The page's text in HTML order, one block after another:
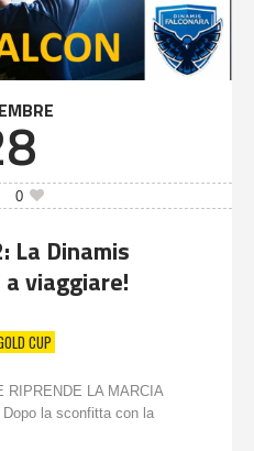
0
La Dinamis
viaggiare!
CUP
RIPRENDE LA MARCIA
la sconfitta con la